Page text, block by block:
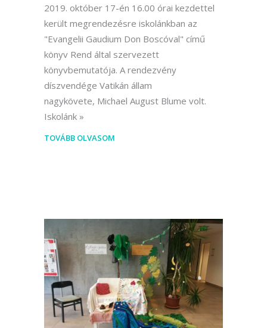
2019. október 17-én 16.00 órai kezdettel
került megrendezésre iskolánkban az
"Evangelii Gaudium Don Boscóval" című
könyv Rend által szervezett
könyvbemutatója. A rendezvény
díszvendége Vatikán állam
nagykövete, Michael August Blume volt.
Iskolánk
TOVÁBB OLVASOM